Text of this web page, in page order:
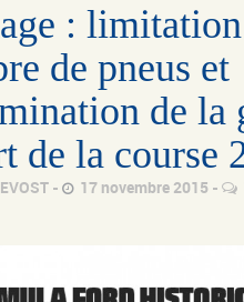
:
de pneus et
de la
de la course
17 novembre 2015